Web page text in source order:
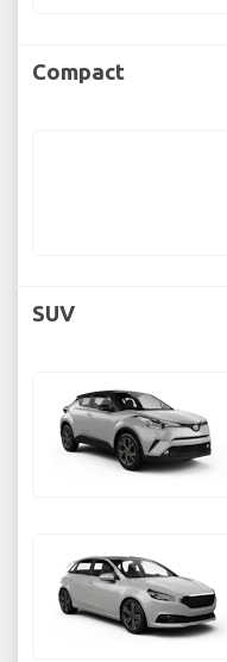
Compact
SUV